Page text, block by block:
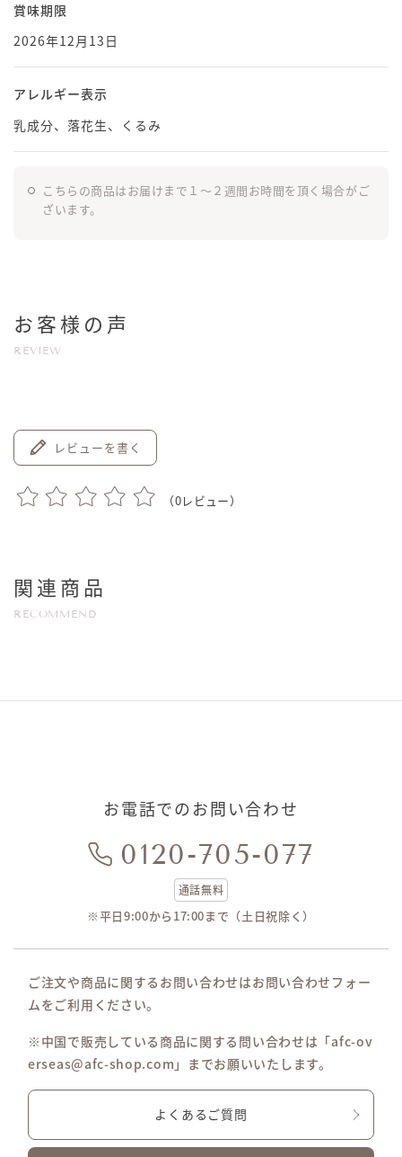
賞味期限
2026年12月13日
アレルギー表示
乳成分、落花生、くるみ
こちらの商品はお届けまで１〜２週間お時間を頂く場合がご
ざいます。
お客様の声
REVIEW
レビューを書く
（0レビュー）
関連商品
RECOMMEND
お電話でのお問い合わせ
0120-705-077
通話無料
※平日9:00から17:00まで（土日祝除く）
ご注文や商品に関するお問い合わせはお問い合わせフォー
ムをご利用ください。
※中国で販売している商品に関する問い合わせは「afc-ov
erseas@afc-shop.com」までお願いいたします。
よくあるご質問